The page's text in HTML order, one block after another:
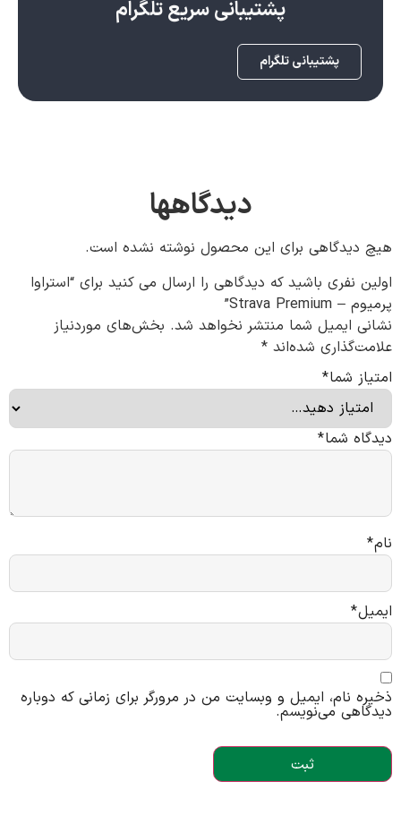
پشتیبانی سریع تلگرام
پشتیبانی تلگرام
دیدگاهها
هیچ دیدگاهی برای این محصول نوشته نشده است.
اولین نفری باشید که دیدگاهی را ارسال می کنید برای “استراوا
پرمیوم – Strava Premium”
نشانی ایمیل شما منتشر نخواهد شد. بخش‌های موردنیاز
علامت‌گذاری شده‌اند *
امتیاز شما*
دیدگاه شما*
نام*
ایمیل*
ذخیره نام، ایمیل و وبسایت من در مرورگر برای زمانی که دوباره
دیدگاهی می‌نویسم.